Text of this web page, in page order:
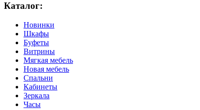
Каталог:
Новинки
Шкафы
Буфеты
Витрины
Мягкая мебель
Новая мебель
Спальни
Кабинеты
Зеркала
Часы